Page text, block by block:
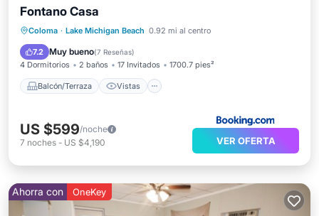
Fontano Casa
Coloma · Lake Michigan Beach 0.92 mi al centro
7.2 Muy bueno(7 Reseñas)
4 Dormitorios 2 baños 17 Invitados 1700.7 pies²
Balcón/Terraza Vistas
Balcón/Terraza
Vistas
Aire acondicionado
US $599/noche
7 noches - US $4,190 VER OFERTA
Ahorra con OneKey